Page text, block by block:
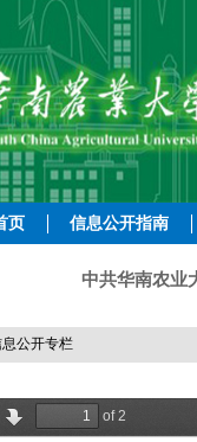
页 信息公开指南
中共华南农业
公开专栏